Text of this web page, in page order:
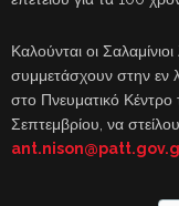
Καλούνται οι
συμμετάσχουν στην εν
στο Πνευματικό
Σεπτεμβρίου, να